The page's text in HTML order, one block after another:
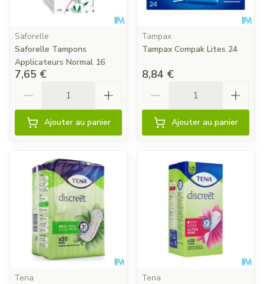
Saforelle
Saforelle Tampons
Applicateurs Normal 16
7,65 €
Ajouter au panier
Tampax
Tampax Compak Lites 24
8,84 €
Ajouter au panier
Tena
Tena